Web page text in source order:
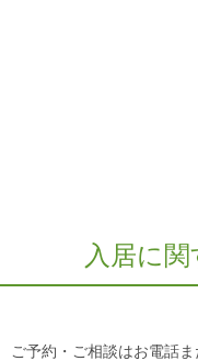
入居に
ご予約・ご相談はお電話